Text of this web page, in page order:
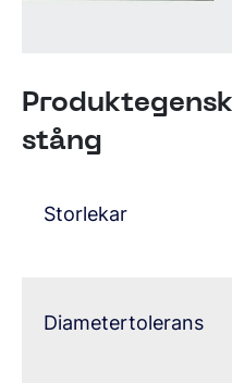
stång
Storlekar
Diametertolerans